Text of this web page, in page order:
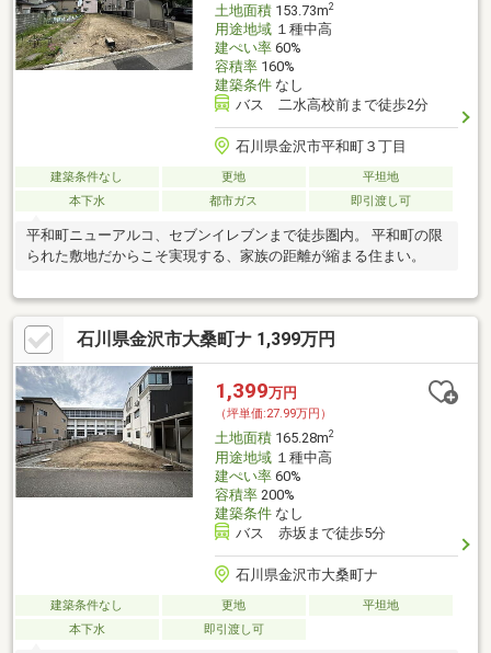
土地面積153.73m2
用途地域１種中高
建ぺい率60%
容積率160%
建築条件なし
バス 二水高校前まで徒歩2分
石川県金沢市平和町３丁目
建築条件なし 更地
平坦地
本下水
都市ガス 即引渡し可
平和町ニューアルコ、セブンイレブンまで徒歩圏内。 平和町の限
られた敷地だからこそ実現する、家族の距離が縮まる住まい。
石川県金沢市大桑町ナ 1,399万円
1,399万円
（坪単価:27.99万円）
土地面積165.28m2
用途地域１種中高
建ぺい率60%
容積率200%
建築条件なし
バス 赤坂まで徒歩5分
石川県金沢市大桑町ナ
建築条件なし 更地
平坦地
本下水
即引渡し可